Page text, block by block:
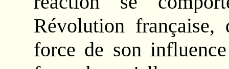
Révolution
force de son